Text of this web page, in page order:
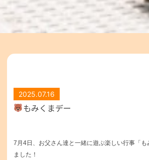
2025.07.16
もみくまデー
7月4日、お父さん達と一緒に遊ぶ楽しい行事「も
ました！